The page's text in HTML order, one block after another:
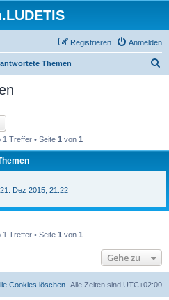
Anmelden
Registrieren
Themen
1 Treffer • Seite 1 von 1
Dez 2015, 21:22
1 Treffer • Seite 1 von 1
Gehe zu
Alle Zeiten sind UTC+02:00
Cookies löschen